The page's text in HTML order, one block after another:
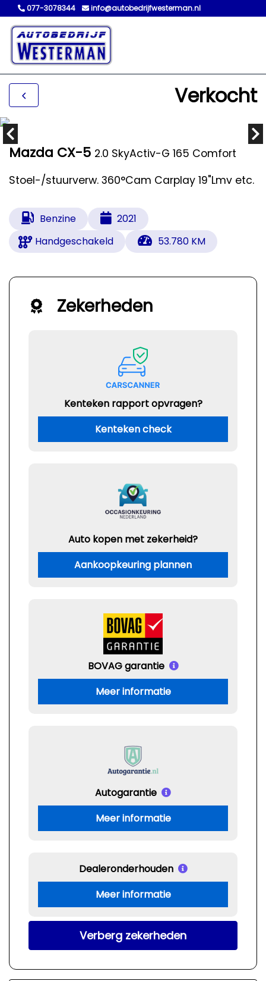
077-3078344 info@autobedrijfwesterman.nl
Verkocht
Mazda CX-5 2.0 SkyActiv-G 165 Comfort
Stoel-/stuurverw. 360°Cam Carplay 19"Lmv etc.
Benzine
2021
Handgeschakeld
53.780 KM
Zekerheden
Kenteken rapport opvragen?
Kenteken check
Auto kopen met zekerheid?
Aankoopkeuring plannen
BOVAG garantie
Meer informatie
Autogarantie
Meer informatie
Dealeronderhouden
Meer informatie
Verberg zekerheden